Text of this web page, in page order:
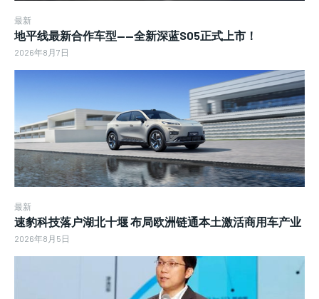
最新
地平线最新合作车型——全新深蓝S05正式上市！
2026年8月7日
最新
速豹科技落户湖北十堰 布局欧洲链通本土激活商用车产业
2026年8月5日